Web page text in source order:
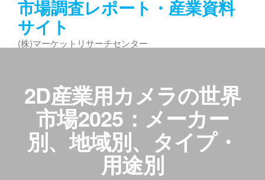
ン
市場調査レポート・産業資料
サイト
(株)マーケットリサーチセンター
2D産業用カメラの世界
市場2025：メーカー
別、地域別、タイプ・
用途別